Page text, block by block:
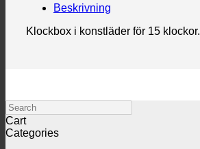
Beskrivning
Klockbox i konstläder för 15 klockor.
Search
Cart
Categories